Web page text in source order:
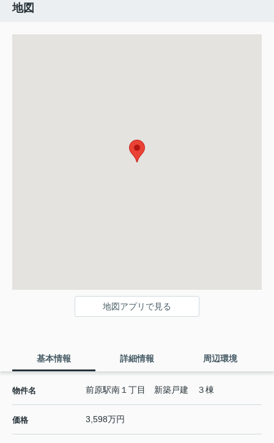
地図
地図アプリで見る
基本情報 詳細情報 周辺環境
物件名 前原駅南１丁目 新築戸建 ３棟
価格 3,598万円